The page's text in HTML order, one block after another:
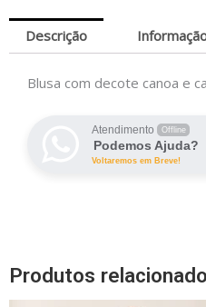
Descrição
Blusa com decote canoa e
Atendimento Offline
Podemos Ajuda?
Voltaremos em Breve!
Produtos